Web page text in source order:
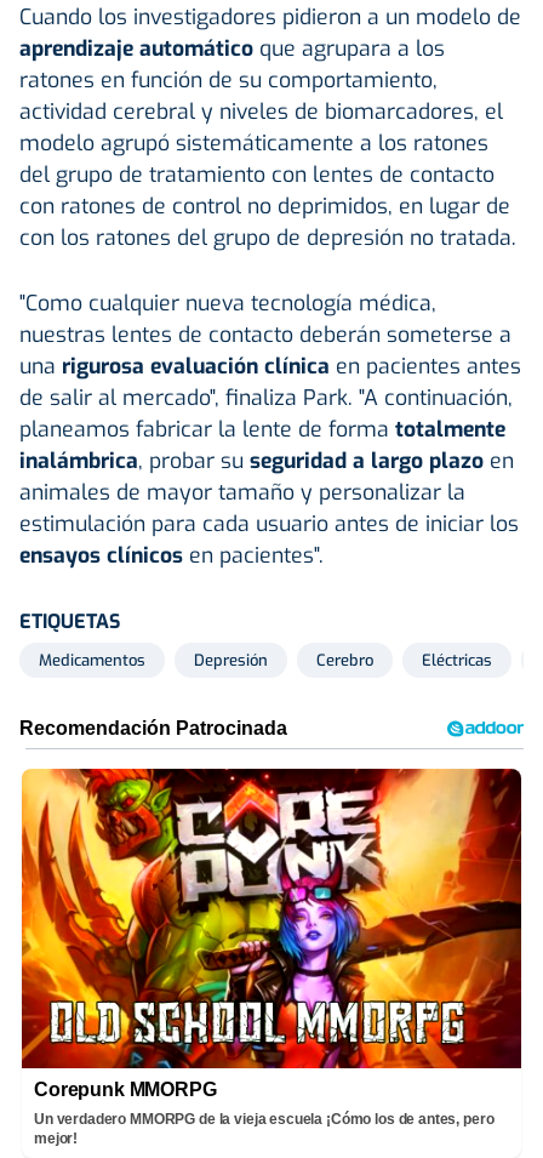
Cuando los investigadores pidieron a un modelo de
aprendizaje automático que agrupara a los
ratones en función de su comportamiento,
actividad cerebral y niveles de biomarcadores, el
modelo agrupó sistemáticamente a los ratones
del grupo de tratamiento con lentes de contacto
con ratones de control no deprimidos, en lugar de
con los ratones del grupo de depresión no tratada.
"Como cualquier nueva tecnología médica,
nuestras lentes de contacto deberán someterse a
una rigurosa evaluación clínica en pacientes antes
de salir al mercado", finaliza Park. "A continuación,
planeamos fabricar la lente de forma totalmente
inalámbrica, probar su seguridad a largo plazo en
animales de mayor tamaño y personalizar la
estimulación para cada usuario antes de iniciar los
ensayos clínicos en pacientes".
ETIQUETAS
Medicamentos Depresión Cerebro Eléctricas
Corepunk MMORPG
Un verdadero MMORPG de la vieja escuela ¡Cómo los de antes, pero
mejor!